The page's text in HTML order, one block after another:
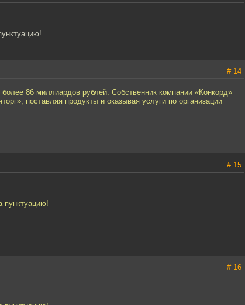
# 14
86 миллиардов рублей. Собственник компании «Конкорд»
поставляя продукты и оказывая услуги по организации
# 15
пунктуацию!
# 16